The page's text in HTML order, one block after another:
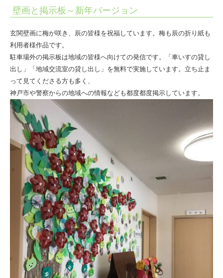
|
社
会
福
祉
法
人
ひ
と
ま
る
会
壁画と掲示板～新年バージョン
玄関壁画に梅が咲き、辰の皆様を祝福しています。梅も辰の折り紙も
利用者様作品です。
駐車場外の掲示板は地域の皆様へ向けての発信です。「車いすの貸し
出し」「地域交流室の貸し出し」を無料で実施しています。立ち止ま
って見てくださる方も多く、
神戸市や警察からの地域への情報なども都度都度掲示しています。